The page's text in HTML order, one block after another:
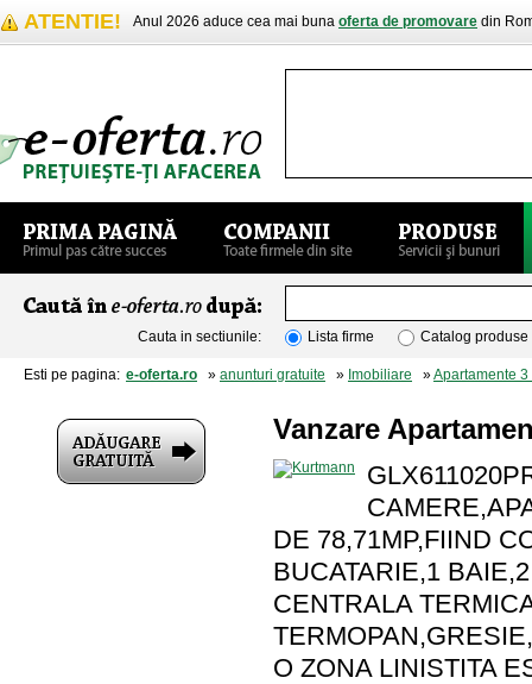
ATENTIE! Anul 2026 aduce cea mai buna oferta de promovare din
Cauta in sectiunile: Lista firme Catalog produse
Esti pe pagina: e-oferta.ro » anunturi gratuite » Imobiliare »Apartamente 3
Vanzare
DE 78,71MP,FIIND
BUCATARIE,1
CENTRALA
O ZONA LINISTITA